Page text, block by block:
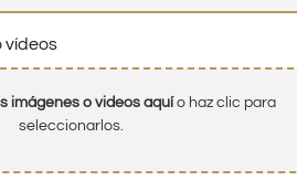
vídeos
imágenes o videos aquío haz clic para
seleccionarlos.